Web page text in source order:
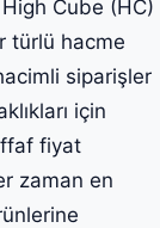
Cube (HC)
türlü hacme
siparişler
için
fiyat
zaman en